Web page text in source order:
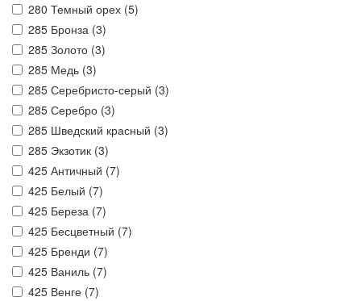
280 Темный орех (5)
285 Бронза (3)
285 Золото (3)
285 Медь (3)
285 Серебристо-серый (3)
285 Серебро (3)
285 Шведский красный (3)
285 Экзотик (3)
425 Античный (7)
425 Белый (7)
425 Береза (7)
425 Бесцветный (7)
425 Бренди (7)
425 Ваниль (7)
425 Венге (7)